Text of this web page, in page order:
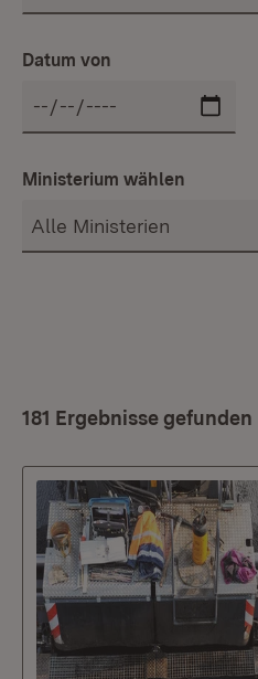
Datum von
Ministerium wählen
181 Ergebnisse gefunden